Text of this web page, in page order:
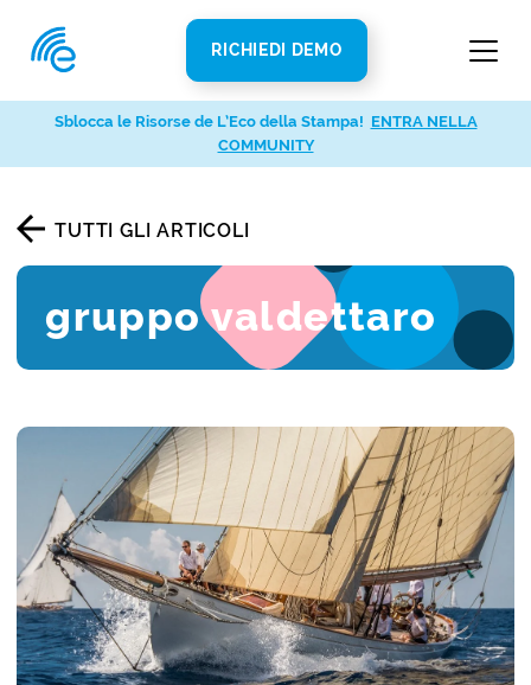
RICHIEDI DEMO
TUTTI GLI ARTICOLI
gruppo valdettaro
Sblocca le Risorse de L’Eco della Stampa! ENTRA NELLA
COMMUNITY